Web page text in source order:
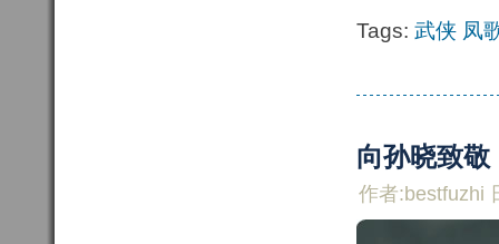
Tags: 武侠 凤
向孙晓致敬
作者:bestfuzhi